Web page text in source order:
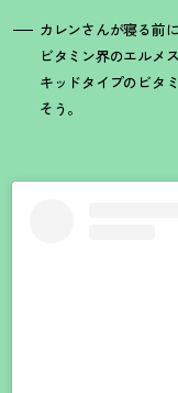
カレンさんが寝る前
ビタミン界のエルメ
キッドタイプのビタ
そう。